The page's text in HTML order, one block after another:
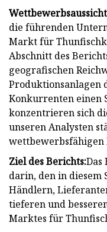
die führenden
Markt für
Abschnitt des
geografischen
Produktionsanlagen
Konkurrenten einen
konzentrieren sich
unseren Analysten
wettbewerbsfähigen
Ziel des Berichts:Das
darin, den in
Händlern,
tieferen und
Marktes für